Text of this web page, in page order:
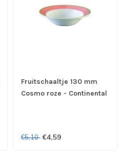
Fruitschaaltje 130 mm
Cosmo roze - Continental
€5,10 €4,59